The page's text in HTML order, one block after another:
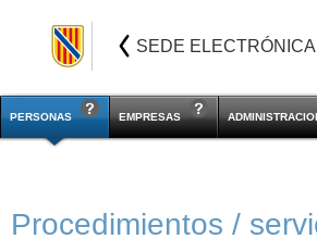
SEDE ELECTRÓNICA
PERSONAS EMPRESAS
Procedimientos /